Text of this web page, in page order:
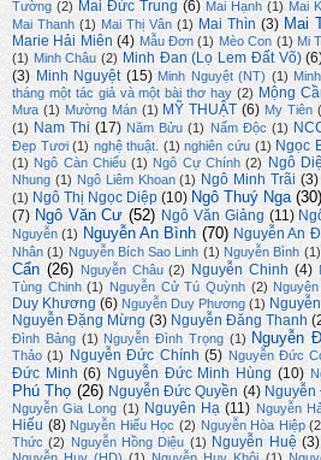
Tường (2) Mai Đức Trung (6) Mai Hạnh (1) Mai
Mai Thanh (1) Mai Thị Vân (1) Mai Thìn (3) Mai
Marie Hải Miên (4) Mẫu Đơn (1) Mèo Con (1) Mi
(1) Minh Châu (2) Minh Đan (Lọ Lem Đất Võ)
(3) Minh Nguyệt (15) Minh Nguyệt (NT) (1)
tháng một tác giả và một bài thơ hay (2) Mộng
Mưa (1) Mường Mán (1) MỸ THUẬT (6) My Tiên
(1) Nam Thi (17) Năm Bửu (1) Nấm Độc (1)
Đẹp Tươi (1) nghệ thuật. (1) nghiên cứu (1) Ngọc
(1) Ngô Càn Chiểu (1) Ngô Cự Chính (2) Ngô
Nhung (1) Ngô Liêm Khoan (1) Ngô Minh Trãi (3)
(1) Ngô Thị Ngọc Diệp (10) Ngô Thuý Nga (30)
(7) Ngô Văn Cư (52) Ngô Văn Giảng (11)
Nguyễn (1) Nguyễn An Bình (70) Nguyễn An
Nhân (1) Nguyễn Bích Sao Linh (1) Nguyễn Bình (1)
Cẩn (26) Nguyễn Châu (2) Nguyễn Chinh (4)
Tùng Chinh (1) Nguyễn Cử Tú Quỳnh (2)
Duy Khương (6) Nguyễn Duy Phương (1)
Nguyễn Đặng Mừng (3) Nguyễn Đăng Thanh
Đình Bảng (1) Nguyễn Đình Trọng (1) Nguyễn
Thảo (1) Nguyễn Đức Chính (5) Nguyễn Đức
Đức Minh (6) Nguyễn Đức Minh Hùng (10)
Phú Thọ (26) Nguyễn Đức Quyền (4)
Nguyễn Gia Long (1) Nguyên Hạ (11) Nguyễn
Hiếu (8) Nguyễn Hiếu Học (2) Nguyễn Hòa Hiệp
Thức (2) Nguyễn Hồng Diệu (1) Nguyễn Huệ (3)